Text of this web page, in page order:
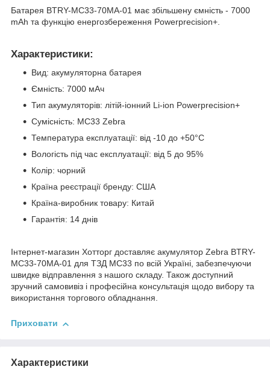
Батарея BTRY-MC33-70MA-01 має збільшену ємність - 7000
mAh та функцію енергозбереження Powerprecision+.
Характеристики:
Вид: акумуляторна батарея
Ємність: 7000 мАч
Тип акумуляторів: літій-іонний Li-ion Powerprecision+
Сумісність: MC33 Zebra
Температура експлуатації: від -10 до +50°C
Вологість під час експлуатації: від 5 до 95%
Колір: чорний
Країна реєстрації бренду: США
Країна-виробник товару: Китай
Гарантія: 14 днів
Інтернет-магазин Хотторг доставляє акумулятор Zebra BTRY-
MC33-70MA-01 для ТЗД MC33 по всій Україні, забезпечуючи
швидке відправлення з нашого складу. Також доступний
зручний самовивіз і професійна консультація щодо вибору та
використання торгового обладнання.
Приховати
Характеристики